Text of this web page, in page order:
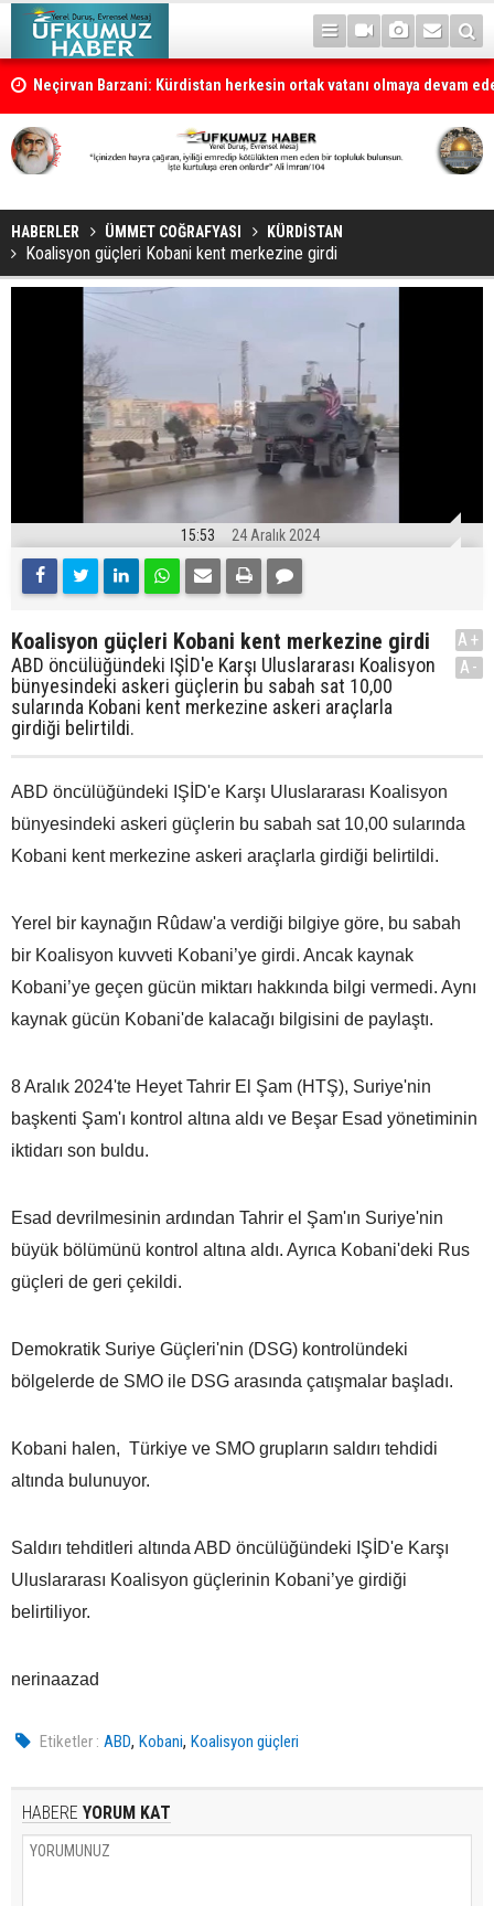
Neçirvan Barzani: Kürdistan herkesin ortak vatanı olmaya devam
HABERLER ÜMMET COĞRAFYASI KÜRDİSTAN
Koalisyon güçleri Kobani kent merkezine girdi
15:53 24 Aralık 2024
Koalisyon güçleri Kobani kent merkezine girdi
ABD öncülüğündeki IŞİD'e Karşı Uluslararası Koalisyon
bünyesindeki askeri güçlerin bu sabah sat 10,00
sularında Kobani kent merkezine askeri araçlarla
girdiği belirtildi.
A+
A-
ABD öncülüğündeki IŞİD'e Karşı Uluslararası Koalisyon
bünyesindeki askeri güçlerin bu sabah sat 10,00 sularında
Kobani kent merkezine askeri araçlarla girdiği belirtildi.
Yerel bir kaynağın Rûdaw'a verdiği bilgiye göre, bu sabah
bir Koalisyon kuvveti Kobani’ye girdi. Ancak kaynak
Kobani’ye geçen gücün miktarı hakkında bilgi vermedi. Aynı
kaynak gücün Kobani'de kalacağı bilgisini de paylaştı.
8 Aralık 2024'te Heyet Tahrir El Şam (HTŞ), Suriye'nin
başkenti Şam'ı kontrol altına aldı ve Beşar Esad yönetiminin
iktidarı son buldu.
Esad devrilmesinin ardından Tahrir el Şam'ın Suriye'nin
büyük bölümünü kontrol altına aldı. Ayrıca Kobani'deki Rus
güçleri de geri çekildi.
Demokratik Suriye Güçleri'nin (DSG) kontrolündeki
bölgelerde de SMO ile DSG arasında çatışmalar başladı.
Kobani halen, Türkiye ve SMO grupların saldırı tehdidi
altında bulunuyor.
Saldırı tehditleri altında ABD öncülüğündeki IŞİD'e Karşı
Uluslararası Koalisyon güçlerinin Kobani’ye girdiği
belirtiliyor.
nerinaazad
Etiketler : ABD,Kobani,Koalisyon güçleri
HABERE YORUM KAT